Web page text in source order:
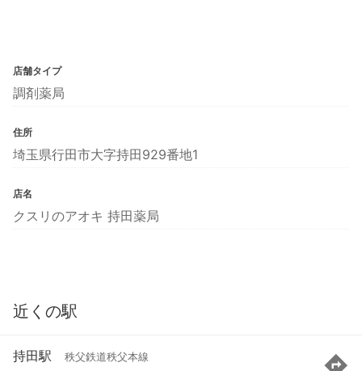
店舗タイプ
調剤薬局
住所
埼玉県行田市大字持田929番地1
店名
クスリのアオキ 持田薬局
近くの駅
持田駅 秩父鉄道秩父本線